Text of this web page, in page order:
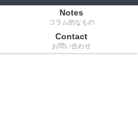
Notes
コラム的なもの
Contact
お問い合わせ